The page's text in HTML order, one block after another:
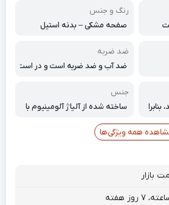
رنگ و جنس
صفحه مشکی – بدنه استیل
ضد ضربه
ضد آب و ضد ضربه است و در است
جنس
ساخته شده از آلیاژ آلومینیوم با
خوردگی و براق
همه ویژگی‌ها
بازار